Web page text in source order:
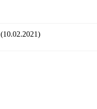
(10.02.2021)